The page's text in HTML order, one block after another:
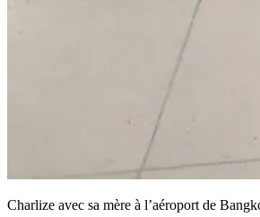
Charlize avec sa mère à l’aéroport de